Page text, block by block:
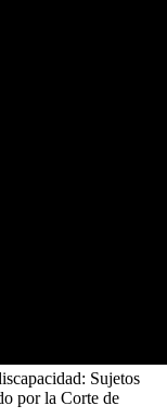
Sujetos
por la Corte de